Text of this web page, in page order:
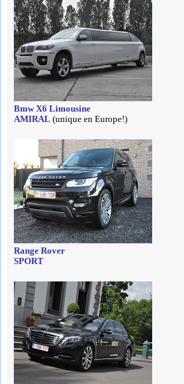
Bmw X6 Limousine
AMIRAL (unique en Europe!)
Range Rover
SPORT